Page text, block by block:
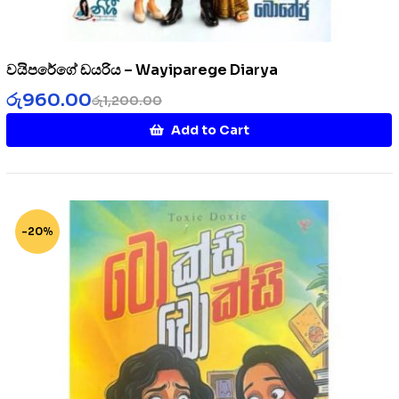
වයිපරේගේ ඩයරිය – Wayiparege Diarya
රු1,200.00
රු960.00
Add to Cart
-20%